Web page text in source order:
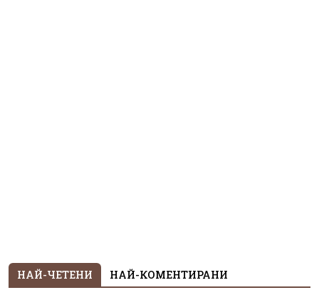
НАЙ-ЧЕТЕНИ НАЙ-КОМЕНТИРАНИ